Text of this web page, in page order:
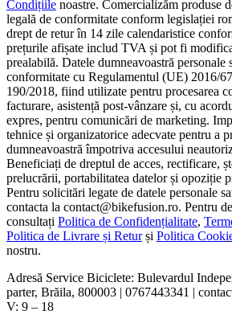
Condițiile noastre. Comercializăm produse
legală de conformitate conform legislației
drept de retur în 14 zile calendaristice
prețurile afișate includ TVA și pot fi
prealabilă. Datele dumneavoastră personale
conformitate cu Regulamentul (UE) 2016/
190/2018, fiind utilizate pentru procesarea
facturare, asistență post-vânzare și, cu
expres, pentru comunicări de marketing.
tehnice și organizatorice adecvate pentru a
dumneavoastră împotriva accesului
Beneficiați de dreptul de acces, rectificare,
prelucrării, portabilitatea datelor și opoziție
Pentru solicitări legate de datele personale
contacta la contact@bikefusion.ro. Pentru
consultați Politica de Confidențialitate,
Politica de Livrare și Returși Politica
nostru.
Adresă Service Biciclete: Bulevardul
parter, Brăila, 800003 | 0767443341 |
V: 9 – 18